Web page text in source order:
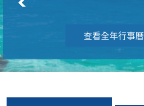
查看全年行事曆